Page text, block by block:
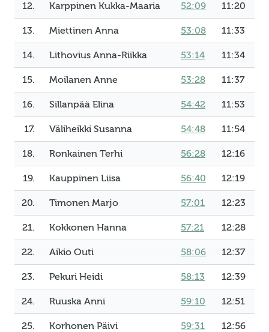
12. Karppinen Kukka-Maaria 52:09 11:20
13. Miettinen Anna 53:08 11:33
14. Lithovius Anna-Riikka 53:14 11:34
15. Moilanen Anne 53:28 11:37
16. Sillanpää Elina 54:42 11:53
17. Väliheikki Susanna 54:48 11:54
18. Ronkainen Terhi 56:28 12:16
19. Kauppinen Liisa 56:40 12:19
20. Timonen Marjo 57:01 12:23
21. Kokkonen Hanna 57:21 12:28
22. Aikio Outi 58:06 12:37
23. Pekuri Heidi 58:13 12:39
24. Ruuska Anni 59:10 12:51
25. Korhonen Päivi 59:31 12:56